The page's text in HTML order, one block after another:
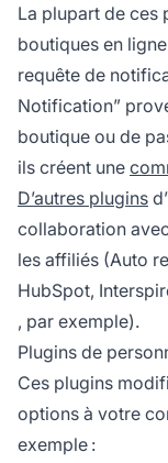
La plupart de ces
boutiques en
requête de
Notification”
boutique ou de
ils créent une
D’autres plugins
collaboration
les affiliés (Auto
HubSpot,
, par exemple).
Plugins de
Ces plugins
options à votre
exemple :